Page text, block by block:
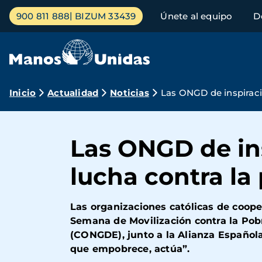
Pasar
contenido
Menú
principal
900 811 888 BIZUM 33439 Únete al equipo
Ruta
navegación
Inicio Actualidad Noticias Las ONGD de
Las ONGD de
lucha contra la
Las organizaciones católicas de
Semana de Movilización contra la
(CONGDE), junto a la Alianza
que empobrece, actúa”.